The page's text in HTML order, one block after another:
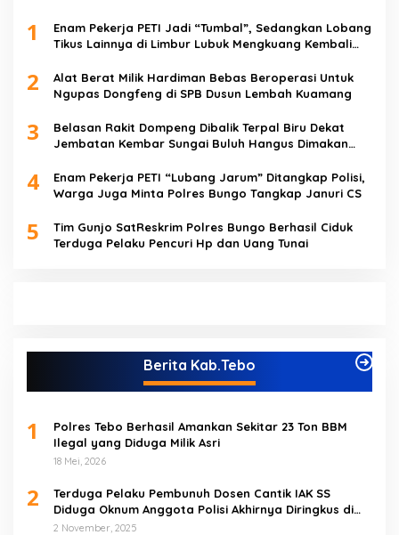
1
Enam Pekerja PETI Jadi “Tumbal”, Sedangkan Lobang
Tikus Lainnya di Limbur Lubuk Mengkuang Kembali
2
Alat Berat Milik Hardiman Bebas Beroperasi Untuk
Ngupas Dongfeng di SPB Dusun Lembah Kuamang
3
Belasan Rakit Dompeng Dibalik Terpal Biru Dekat
Jembatan Kembar Sungai Buluh Hangus Dimakan
4
Enam Pekerja PETI “Lubang Jarum” Ditangkap Polisi,
Warga Juga Minta Polres Bungo Tangkap Januri CS
5
Tim Gunjo SatReskrim Polres Bungo Berhasil Ciduk
Terduga Pelaku Pencuri Hp dan Uang Tunai
Berita Kab.Tebo
1
Polres Tebo Berhasil Amankan Sekitar 23 Ton BBM
Ilegal yang Diduga Milik Asri
18 Mei, 2026
2
Terduga Pelaku Pembunuh Dosen Cantik IAK SS
Diduga Oknum Anggota Polisi Akhirnya Diringkus di
Tebo Tengah
2 November, 2025